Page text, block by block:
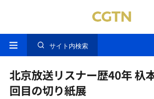
サイト内検索
北京放送リスナー歴40年 杁
回目の切り紙展